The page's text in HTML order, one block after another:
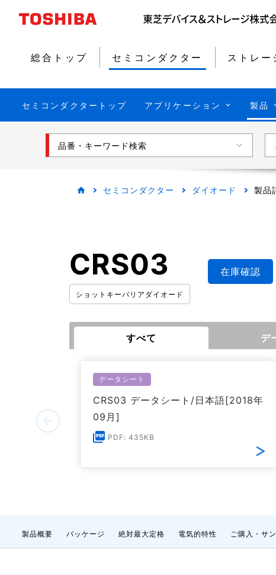
総合トップ セミコンダクター ストレー
セミコンダクタートップ アプリケーション 製品
品番・キーワード検索
セミコンダクター ダイオード 製品
CRS03
ショットキーバリアダイオード
在庫確認
すべて デ
データシート
CRS03 データシート/日本語[2018年
09月]
PDF: 435KB
製品概要 パッケージ 絶対最大定格 電気的特性 ご購入・サ